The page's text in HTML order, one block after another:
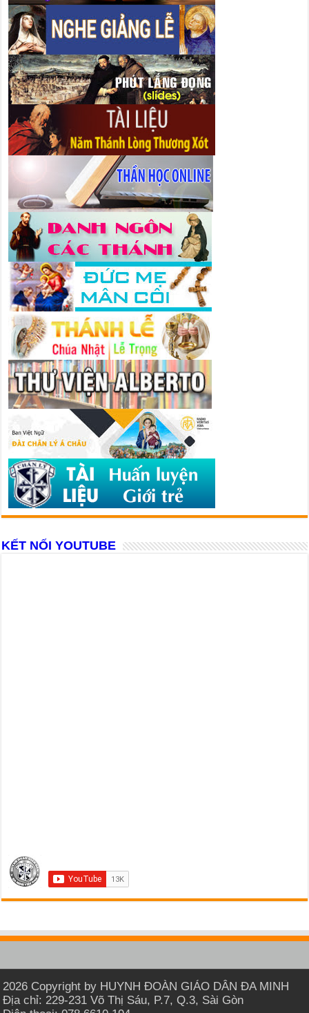
KẾT NỐI YOUTUBE
2026 Copyright by HUYNH ĐOÀN GIÁO DÂN ĐA MINH
Địa chỉ: 229-231 Võ Thị Sáu, P.7, Q.3, Sài Gòn